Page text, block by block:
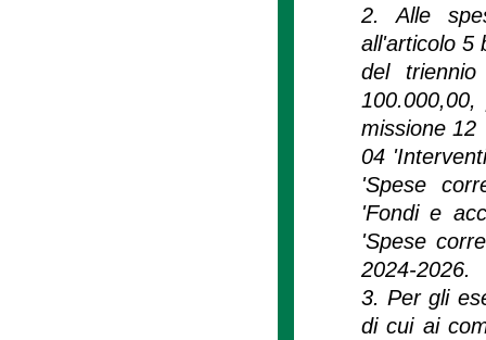
2. Alle
all'articolo 5
del
missione 12
04
'Spese
'Fondi e
'Spese
2024-2026.
3. Per gli
di cui ai